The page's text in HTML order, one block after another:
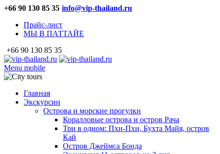
+66 90 130 85 35 info@vip-thailand.ru
Прайс-лист
МЫ В ПАТТАЙЕ
+66 90 130 85 35
Menu mobile
Главная
Экскурсии
Острова и морские прогулки
Коралловые острова и остров Рача
Три в одном: Пхи-Пхи, Бухта Майя, остров
Кай
Остров Джеймса Бонда